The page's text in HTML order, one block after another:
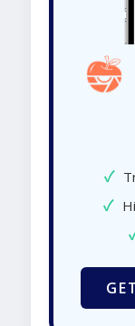
✓
✓